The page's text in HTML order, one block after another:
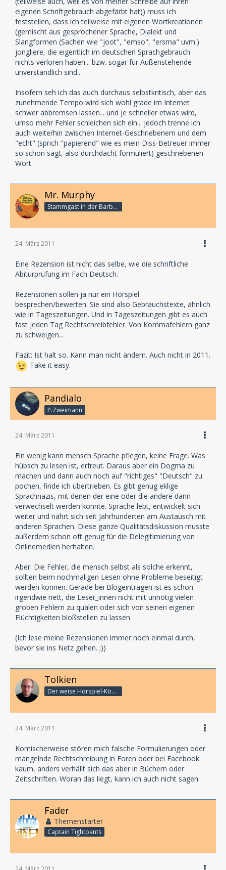
eigenen Schriftgebrauch abgefärbt hat)) muss ich
feststellen, dass ich teilweise mit eigenen Wortkreationen
(gemischt aus gesprochener Sprache, Dialekt und
Slangformen (Sachen wie "joot", "emso", "ersma" uvm.)
jongliere, die eigentlich im deutschen Sprachgebrauch
nichts verloren haben... bzw. sogar für Außenstehende
unverständlich sind...
Insofern seh ich das auch durchaus selbstkritisch, aber das
zunehmende Tempo wird sich wohl grade im Internet
schwer abbremsen lassen... und je schneller etwas wird,
umso mehr Fehler schleichen sich ein... jedoch trenne ich
auch weiterhin zwischen Internet-Geschriebenem und dem
"echt" (sprich "papierend" wie es mein Diss-Betreuer immer
so schön sagt, also durchdacht formuliert) geschriebenen
Wort.
Mr. Murphy
Stammgast in der Barbarabar
24. März 2011
Eine Rezension ist nicht das selbe, wie die schriftliche
Abiturprüfung im Fach Deutsch.
Rezensionen sollen ja nur ein Hörspiel
besprechen/bewerten: Sie sind also Gebrauchstexte, ähnlich
wie in Tageszeitungen. Und in Tageszeitungen gibt es auch
fast jeden Tag Rechtschreibfehler. Von Kommafehlern ganz
zu schweigen...
Fazit: Ist halt so. Kann man nicht ändern. Auch nicht in 2011.
Take it easy.
Pandialo
P.Zweimann
24. März 2011
Ein wenig kann mensch Sprache pflegen, keine Frage. Was
hübsch zu lesen ist, erfreut. Daraus aber ein Dogma zu
machen und dann auch noch auf "richtiges" "Deutsch" zu
pochen, finde ich übertrieben. Es gibt genug eklige
Sprachnazis, mit denen der eine oder die andere dann
verwechselt werden könnte. Sprache lebt, entwickelt sich
weiter und nährt sich seit Jahrhunderten am Austausch mit
anderen Sprachen. Diese ganze Qualitätsdiskussion musste
außerdem schon oft genug für die Delegitimierung von
Onlinemedien herhalten.
Aber: Die Fehler, die mensch selbst als solche erkennt,
sollten beim nochmaligen Lesen ohne Probleme beseitigt
werden können. Gerade bei Blogeinträgen ist es schon
irgendwie nett, die Leser_innen nicht mit unnötig vielen
groben Fehlern zu quälen oder sich von seinen eigenen
Flüchtigkeiten bloßstellen zu lassen.
(Ich lese meine Rezensionen immer noch einmal durch,
bevor sie ins Netz gehen. ;))
Tolkien
Der weise Hörspiel-König
24. März 2011
Komischerweise stören mich falsche Formulierungen oder
mangelnde Rechtschreibung in Foren oder bei Facebook
kaum, anders verhällt sich das aber in Büchern oder
Zeitschriften. Woran das liegt, kann ich auch nicht sagen.
Fader
Themenstarter
Captain Tightpants